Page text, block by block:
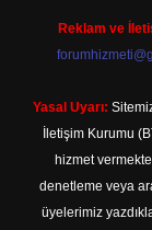
Reklam ve
Yasal Uyarı:
İletişim Kurumu
hizmet
denetleme veya
üyelerimiz